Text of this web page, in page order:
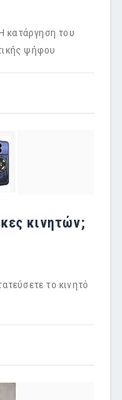
κατάργηση του
ψήφου
κινητών;
το κινητό